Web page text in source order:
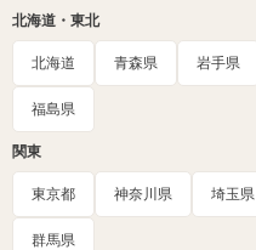
北海道・東北
北海道 青森県 岩手県
福島県
関東
東京都 神奈川県 埼玉県
群馬県